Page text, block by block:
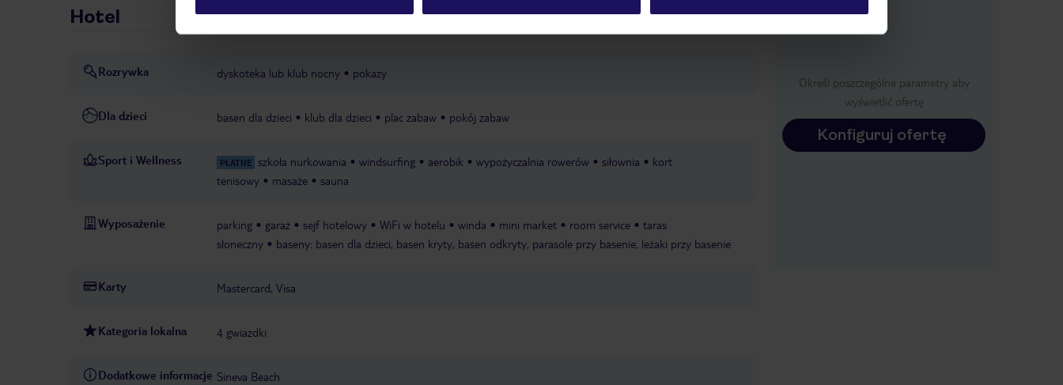
Hotel
Rozrywka dyskoteka lub klub nocny pokazy
Dla dzieci basen dla dzieci klub dla dzieci plac zabaw pokój zabaw
Sport i Wellness PŁATNE szkoła nurkowania windsurfing aerobik wypożyczalnia rowerów siłownia
kort
tenisowy
masaże sauna
Wyposażenie parking garaż sejf hotelowy WiFi w hotelu winda mini market room service
taras
słoneczny
baseny: basen dla dzieci, basen kryty, basen odkryty, parasole przy basenie, leżaki przy basenie
Karty Mastercard, Visa
Kategoria lokalna 4 gwiazdki
Dodatkowe informacje Sineva Beach
Określ poszczególne parametry aby
wyświetlić ofertę
Konfiguruj ofertę